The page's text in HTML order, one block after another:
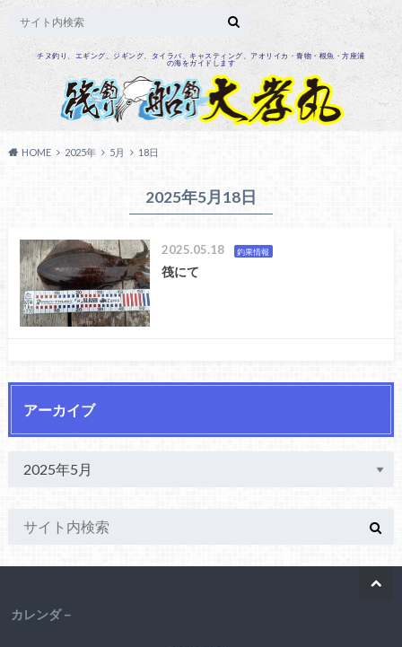
チヌ釣り、エギング、ジギング、タイラバ、キャスティング、アオリイカ・青物・根魚・方座浦
の海をガイドします
HOME 2025年 5月 18日
2025年5月18日
2025.05.18 釣果情報
筏にて
アーカイブ
カレンダ－